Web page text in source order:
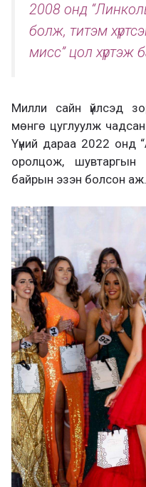
2008 онд
болж, титэм
мисс” цол хүртэж
Милли сайн үйлсэд
мөнгө цуглуулж
Үүний дараа 2022 онд
оролцож,
байрын эзэн болсон аж.